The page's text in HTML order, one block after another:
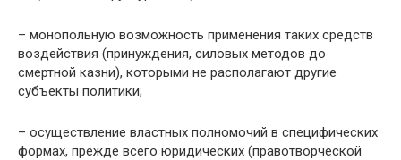
– монопольную возможность применения таких средств
воздействия (принуждения, силовых методов до
смертной казни), которыми не располагают другие
субъекты политики;
– осуществление властных полномочий в специфических
формах, прежде всего юридических (правотворческой